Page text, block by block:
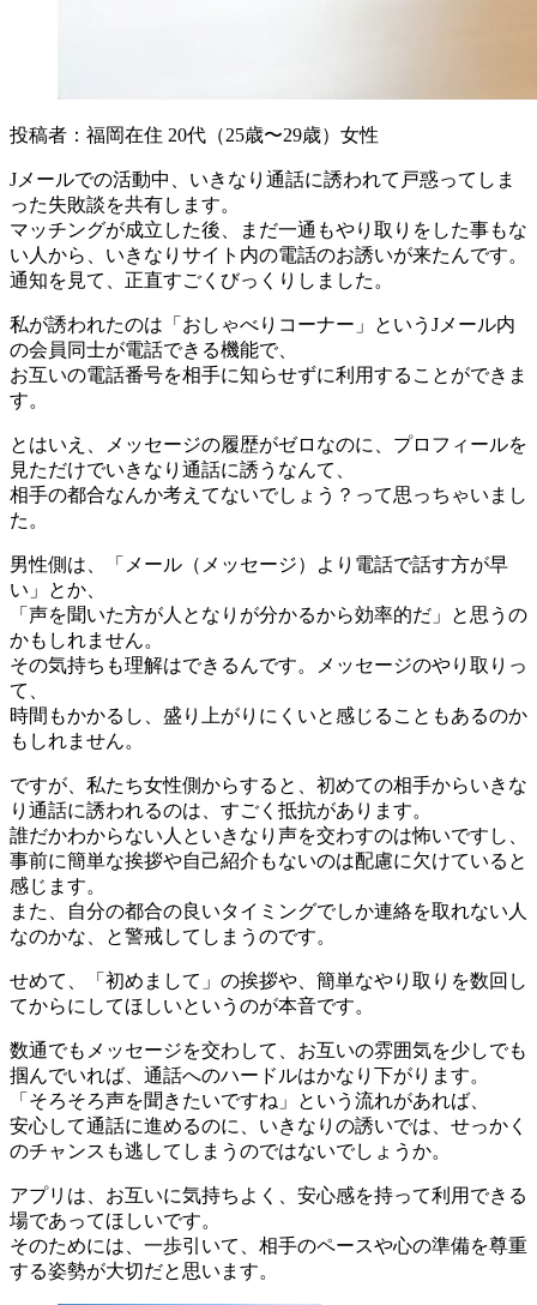
投稿者：福岡在住 20代（25歳〜29歳）女性
Jメールでの活動中、いきなり通話に誘われて戸惑ってしま
った失敗談を共有します。
マッチングが成立した後、まだ一通もやり取りをした事もな
い人から、いきなりサイト内の電話のお誘いが来たんです。
通知を見て、正直すごくびっくりしました。
私が誘われたのは「おしゃべりコーナー」というJメール内
の会員同士が電話できる機能で、
お互いの電話番号を相手に知らせずに利用することができま
す。
とはいえ、メッセージの履歴がゼロなのに、プロフィールを
見ただけでいきなり通話に誘うなんて、
相手の都合なんか考えてないでしょう？って思っちゃいまし
た。
男性側は、「メール（メッセージ）より電話で話す方が早
い」とか、
「声を聞いた方が人となりが分かるから効率的だ」と思うの
かもしれません。
その気持ちも理解はできるんです。メッセージのやり取りっ
て、
時間もかかるし、盛り上がりにくいと感じることもあるのか
もしれません。
ですが、私たち女性側からすると、初めての相手からいきな
り通話に誘われるのは、すごく抵抗があります。
誰だかわからない人といきなり声を交わすのは怖いですし、
事前に簡単な挨拶や自己紹介もないのは配慮に欠けていると
感じます。
また、自分の都合の良いタイミングでしか連絡を取れない人
なのかな、と警戒してしまうのです。
せめて、「初めまして」の挨拶や、簡単なやり取りを数回し
てからにしてほしいというのが本音です。
数通でもメッセージを交わして、お互いの雰囲気を少しでも
掴んでいれば、通話へのハードルはかなり下がります。
「そろそろ声を聞きたいですね」という流れがあれば、
安心して通話に進めるのに、いきなりの誘いでは、せっかく
のチャンスも逃してしまうのではないでしょうか。
アプリは、お互いに気持ちよく、安心感を持って利用できる
場であってほしいです。
そのためには、一歩引いて、相手のペースや心の準備を尊重
する姿勢が大切だと思います。